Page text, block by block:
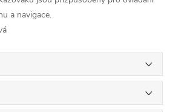
a navigace.